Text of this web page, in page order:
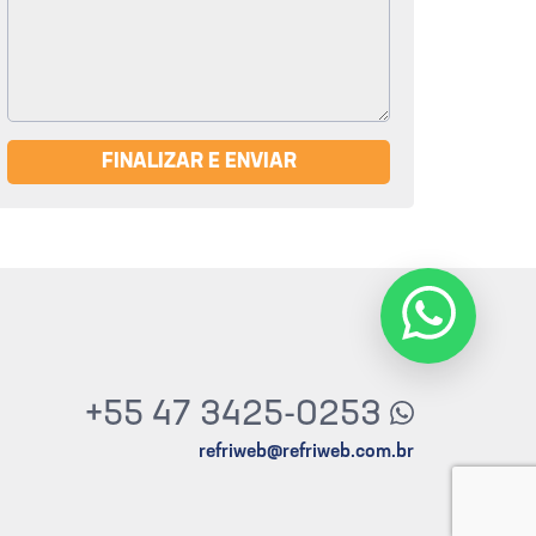
FINALIZAR E ENVIAR
+55 47 3425-0253
refriweb@refriweb.com.br